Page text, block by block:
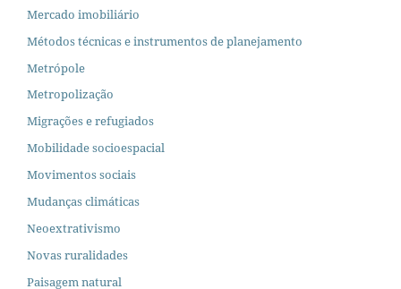
Mercado imobiliário
Métodos técnicas e instrumentos de planejamento
Metrópole
Metropolização
Migrações e refugiados
Mobilidade socioespacial
Movimentos sociais
Mudanças climáticas
Neoextrativismo
Novas ruralidades
Paisagem natural